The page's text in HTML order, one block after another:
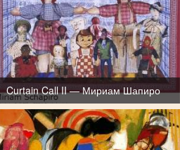
Curtain Call II — Мириам Шапиро